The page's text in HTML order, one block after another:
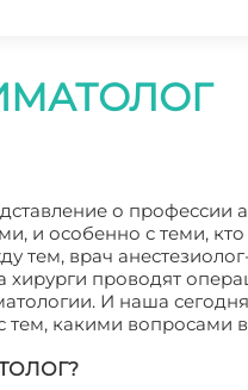
о профессии
и особенно с теми,
тем, врач
хирурги проводят
И наша
какими вопросами